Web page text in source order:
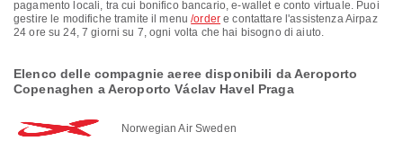
pagamento locali, tra cui bonifico bancario, e-wallet e conto virtuale. Puoi
gestire le modifiche tramite il menu/order e contattare l'assistenza Airpaz
24 ore su 24, 7 giorni su 7, ogni volta che hai bisogno di aiuto.
Elenco delle compagnie aeree disponibili da Aeroporto
Copenaghen a Aeroporto Václav Havel Praga
Norwegian Air Sweden